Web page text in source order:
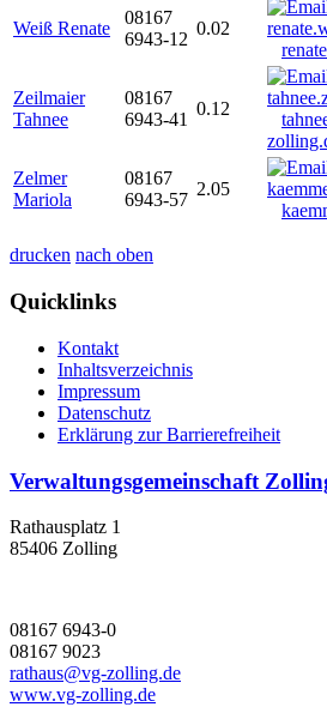
Weiß Renate
08167
6943-12
0.02
Zeilmaier
Tahnee
08167
6943-41
0.12
Zelmer
Mariola
08167
6943-57
2.05
drucken nach oben
Quicklinks
Kontakt
Inhaltsverzeichnis
Impressum
Datenschutz
Erklärung zur Barrierefreiheit
Verwaltungsgemeinschaft
Rathausplatz 1
85406 Zolling
08167 6943-0
08167 9023
rathaus@vg-zolling.de
www.vg-zolling.de